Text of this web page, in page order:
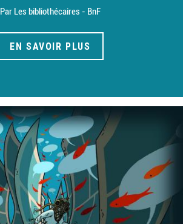
Par Les bibliothécaires - BnF
EN SAVOIR PLUS